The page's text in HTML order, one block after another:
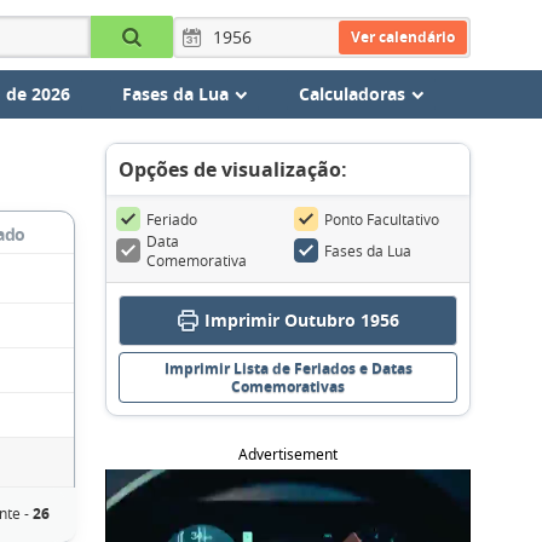
Ver calendário
2026 Fases da Lua Calculadoras
-26
Opções de visualização:
Feriado
Ponto Facultativo
Data
Comemorativa
Fases da Lua
Imprimir Outubro 1956
Imprimir Lista de Feriados e Datas
Comemorativas
Advertisement